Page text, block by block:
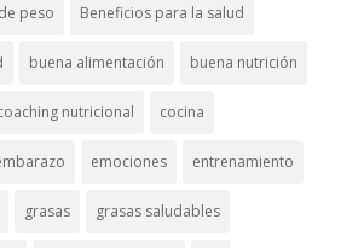
peso Beneficios para la salud
buena alimentación buena nutrición
nutricional cocina
emociones entrenamiento
grasas grasas saludables